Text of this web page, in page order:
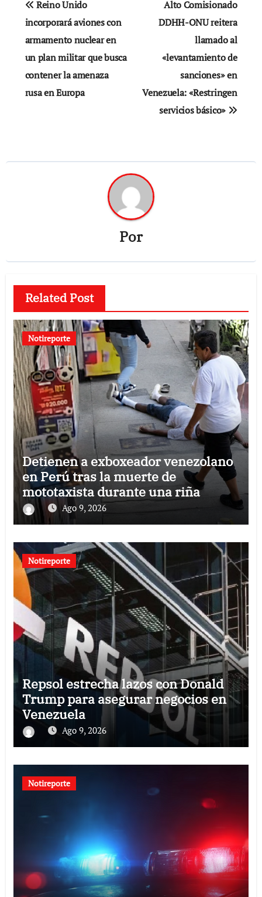
de
entradas
Reino Unido
incorporará aviones con
armamento nuclear en
un plan militar que busca
contener la amenaza
rusa en Europa
Alto Comisionado
DDHH-ONU reitera
llamado al
«levantamiento de
sanciones» en
Venezuela: «Restringen
servicios básico»
Por
Related Post
Notireporte
Detienen a exboxeador venezolano
en Perú tras la muerte de
mototaxista durante una riña
Ago 9, 2026
Notireporte
Repsol estrecha lazos con Donald
Trump para asegurar negocios en
Venezuela
Ago 9, 2026
Notireporte